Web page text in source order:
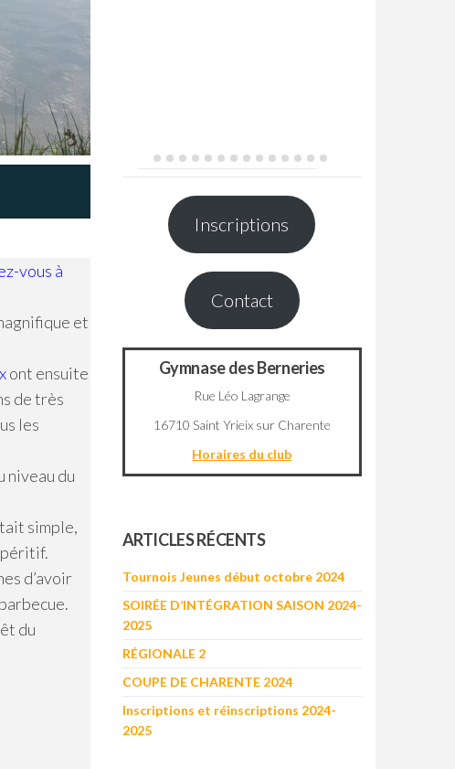
vous à
et
ont ensuite
de très
les
niveau du
simple,
d’avoir
du
Inscriptions
Contact
Gymnase des Berneries
Rue Léo Lagrange
16710 Saint Yrieix sur Charente
Horaires du club
+
ARTICLES RÉCENTS
Tournois Jeunes début octobre 2024
SOIRÉE D’INTÉGRATION SAISON 2024-
2025
RÉGIONALE 2
COUPE DE CHARENTE 2024
Inscriptions et réinscriptions 2024-
2025